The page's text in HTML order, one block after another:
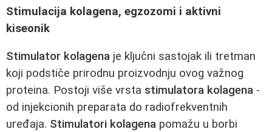
Stimulacija kolagena, egzozomi i aktivni
kiseonik
Stimulator kolagena je ključni sastojak ili tretman
koji podstiče prirodnu proizvodnju ovog važnog
proteina. Postoji više vrsta stimulatora kolagena -
od injekcionih preparata do radiofrekventnih
uređaja. Stimulatori kolagena pomažu u borbi